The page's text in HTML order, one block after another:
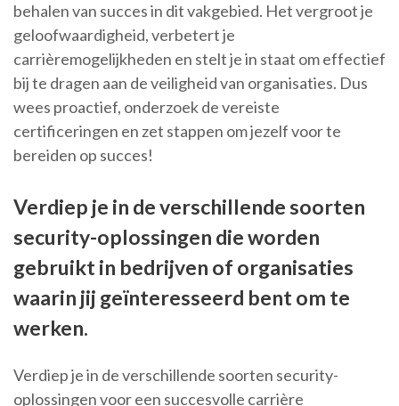
behalen van succes in dit vakgebied. Het vergroot je
geloofwaardigheid, verbetert je
carrièremogelijkheden en stelt je in staat om effectief
bij te dragen aan de veiligheid van organisaties. Dus
wees proactief, onderzoek de vereiste
certificeringen en zet stappen om jezelf voor te
bereiden op succes!
Verdiep je in de verschillende soorten
security-oplossingen die worden
gebruikt in bedrijven of organisaties
waarin jij geïnteresseerd bent om te
werken.
Verdiep je in de verschillende soorten security-
oplossingen voor een succesvolle carrière